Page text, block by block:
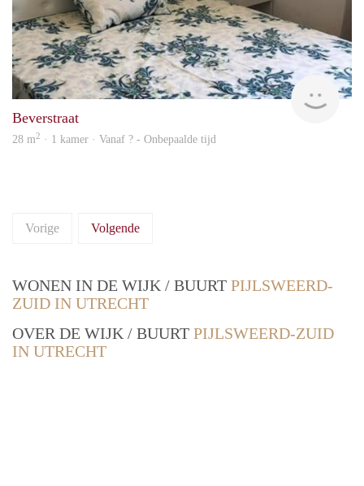
Beverstraat
28 m2 · 1 kamer · Vanaf ? - Onbepaalde tijd
Vorige Volgende
WONEN IN DE WIJK / BUURT PIJLSWEERD-
ZUID IN UTRECHT
OVER DE WIJK / BUURT PIJLSWEERD-ZUID
IN UTRECHT